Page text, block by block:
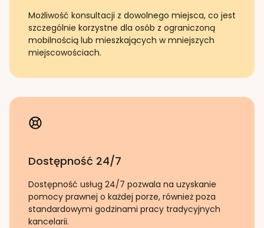
Możliwość konsultacji z dowolnego miejsca, co jest
szczególnie korzystne dla osób z ograniczoną
mobilnością lub mieszkających w mniejszych
miejscowościach.
Dostępność 24/7
Dostępność usług 24/7 pozwala na uzyskanie
pomocy prawnej o każdej porze, również poza
standardowymi godzinami pracy tradycyjnych
kancelarii.